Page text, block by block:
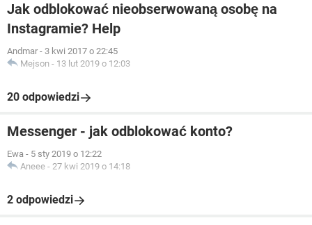
Jak odblokować nieobserwowaną osobę na
Instagramie? Help
Andmar - 3 kwi 2017 o 22:45
Mejson - 13 lut 2019 o 12:03
20 odpowiedzi
Messenger - jak odblokować konto?
Ewa - 5 sty 2019 o 12:22
Aneee - 27 kwi 2019 o 14:18
2 odpowiedzi